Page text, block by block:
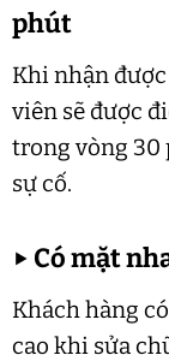
phút
Khi nhận
viên sẽ được
trong vòng 30
sự cố.
▶ Có mặt
Khách hàng
cao khi sửa